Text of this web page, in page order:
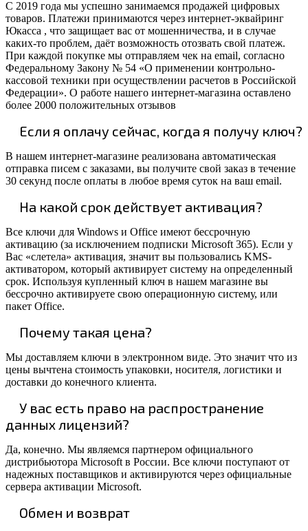
С 2019 года мы успешно занимаемся продажей цифровых
товаров. Платежи принимаются через интернет-эквайринг
Юкасса , что защищает вас от мошенничества, и в случае
каких-то проблем, даёт возможность отозвать свой платеж.
При каждой покупке мы отправляем чек на email, согласно
Федеральному Закону № 54 «О применении контрольно-
кассовой техники при осуществлении расчетов в Российской
Федерации». О работе нашего интернет-магазина оставлено
более 2000 положительных отзывов
Если я оплачу сейчас, когда я получу ключ?
В нашем интернет-магазине реализована автоматическая
отправка писем с заказами, вы получите свой заказ в течение
30 секунд после оплаты в любое время суток на ваш email.
На какой срок действует активация?
Все ключи для Windows и Office имеют бессрочную
активацию (за исключением подписки Microsoft 365). Если у
Вас «слетела» активация, значит вы пользовались KMS-
активатором, который активирует систему на определенный
срок. Используя купленный ключ в нашем магазине вы
бессрочно активируете свою операционную систему, или
пакет Office.
Почему такая цена?
Мы доставляем ключи в электронном виде. Это значит что из
цены вычтена стоимость упаковки, носителя, логистики и
доставки до конечного клиента.
У вас есть право на распространение
данных лицензий?
Да, конечно. Мы являемся партнером официального
дистрибьютора Microsoft в России. Все ключи поступают от
надежных поставщиков и активируются через официальные
сервера активации Microsoft.
Обмен и возврат